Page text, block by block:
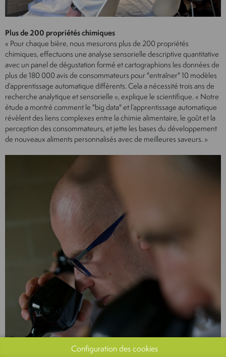
Plus de 200 propriétés chimiques
« Pour chaque bière, nous mesurons plus de 200 propriétés
chimiques, effectuons une analyse sensorielle descriptive quantitative
avec un panel de dégustation formé et cartographions les données de
plus de 180 000 avis de consommateurs pour "entraîner" 10 modèles
d’apprentissage automatique différents. Cela a nécessité trois ans de
recherche analytique et sensorielle », explique le scientifique. « Notre
étude a montré comment le "big data" et l’apprentissage automatique
révèlent des liens complexes entre la chimie alimentaire, le goût et la
perception des consommateurs, et jette les bases du développement
de nouveaux aliments personnalisés avec de meilleures saveurs. »
Configuration des cookies